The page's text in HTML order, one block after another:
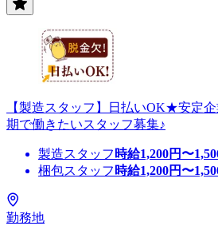
【製造スタッフ】日払いOK★安定
期で働きたいスタッフ募集♪
製造スタッフ 時給1,200円〜
梱包スタッフ 時給1,200円〜
勤務地